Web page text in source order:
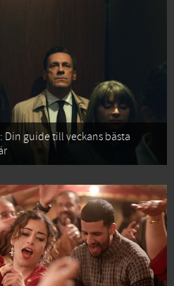
Din guide till veckans bästa